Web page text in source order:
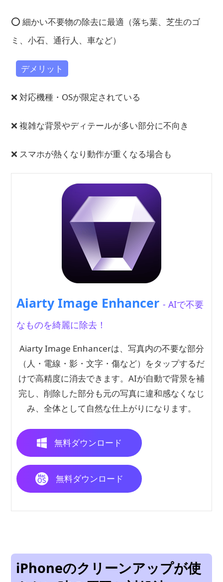
⭕ 細かい不要物の除去に最適（落ち葉、芝生のゴ
ミ、小石、通行人、車など）
デメリット
❌ 対応機種・OSが限定されている
❌ 複雑な背景やディテールが多い部分に不向き
❌ スマホが熱くなり動作が重くなる場合も
Aiarty Image Enhancer - AIで不要
なものを綺麗に除去！
Aiarty Image Enhancerは、写真内の不要な部分
（人・電線・影・文字・傷など）をタップするだ
けで高精度に消去できます。AIが自動で背景を補
完し、削除した部分も元の写真に違和感なくなじ
み、全体として自然な仕上がりになります。
無料ダウンロード
無料ダウンロード
iPhoneのクリーンアップが使